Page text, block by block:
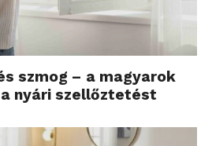
szmog – a magyarok
nyári szellőztetést